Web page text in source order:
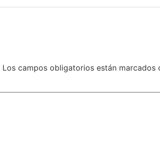
Los campos obligatorios están marcados